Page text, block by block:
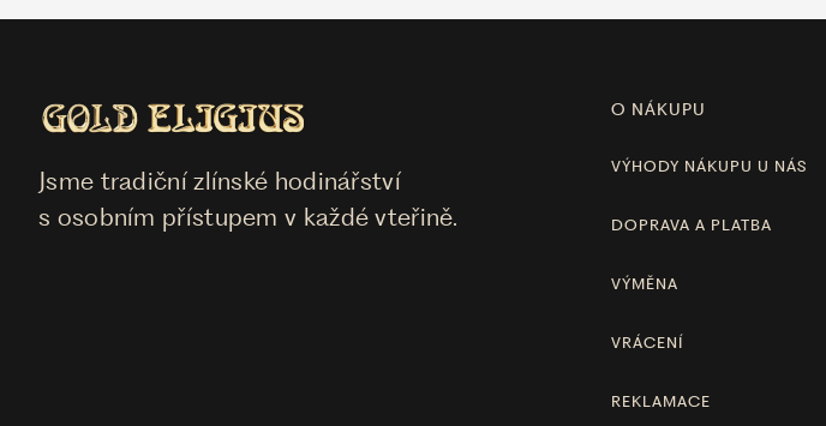
Jsme tradiční zlínské hodinářství
s osobním přístupem v každé vteřině.
O NÁKUPU
VÝHODY NÁKUPU U NÁS
DOPRAVA A PLATBA
VÝMĚNA
VRÁCENÍ
REKLAMACE